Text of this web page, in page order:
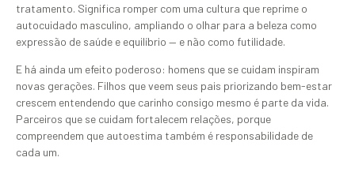
tratamento. Significa romper com uma cultura que reprime o
autocuidado masculino, ampliando o olhar para a beleza como
expressão de saúde e equilíbrio — e não como futilidade.
E há ainda um efeito poderoso: homens que se cuidam inspiram
novas gerações. Filhos que veem seus pais priorizando bem-estar
crescem entendendo que carinho consigo mesmo é parte da vida.
Parceiros que se cuidam fortalecem relações, porque
compreendem que autoestima também é responsabilidade de
cada um.